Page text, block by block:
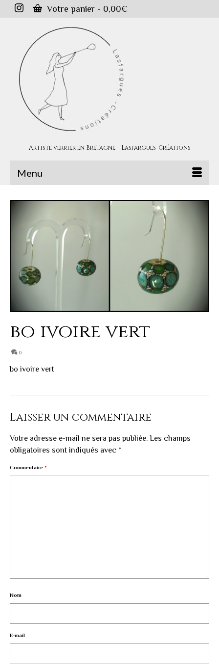
Votre panier - 0,00€
Artiste verrier en Bretagne – Lasfargues-Créations
Menu
bo ivoire vert
0
bo ivoire vert
Laisser un commentaire
Votre adresse e-mail ne sera pas publiée. Les champs
obligatoires sont indiqués avec *
Commentaire *
Nom
E-mail